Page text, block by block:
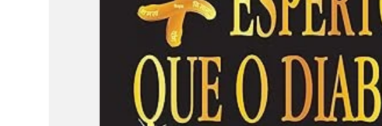
RECOMENDADOS NOVIDADES